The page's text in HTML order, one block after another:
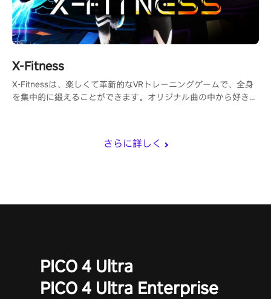
さらに詳しく
X-Fitness
X-Fitnessは、楽しくて革新的なVRトレーニングゲームで、全身
を集中的に鍛えることができます。オリジナル曲の中から好きな
PICO 4 Ultra
PICO 4 Ultra Enterprise